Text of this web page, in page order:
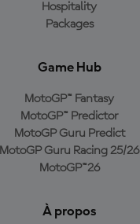
Hospitality
Packages
Game Hub
MotoGP™ Fantasy
MotoGP™ Predictor
MotoGP Guru Predict
MotoGP Guru Racing 25/26
MotoGP™26
À propos